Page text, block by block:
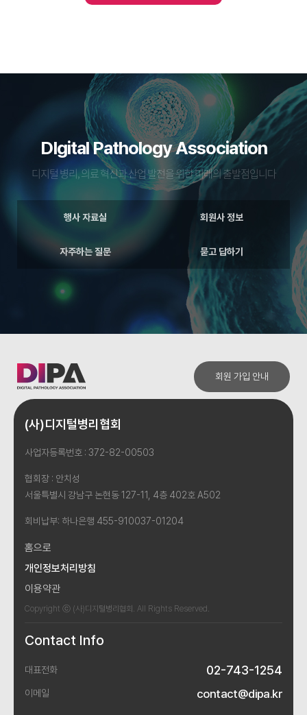
DIgital Pathology Association
디지털 병리, 의료 혁신과 산업 발전을 위한 미래의 출발점입니다
행사 자료실 회원사 정보
자주하는 질문 묻고 답하기
회원 가입 안내
(사)디지털병리협회
사업자등록번호 : 372-82-00503
협회장 : 안치성
서울특별시 강남구 논현동 127-11, 4층 402호 A502
회비납부: 하나은행 455-910037-01204
홈으로
개인정보처리방침
이용약관
Copyright ⓒ (사)디지털병리협회. All Rights Reserved.
Contact Info
대표전화 02-743-1254
이메일 contact@dipa.kr